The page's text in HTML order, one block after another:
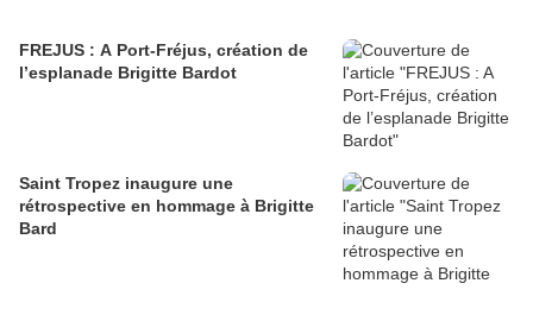
FREJUS : A Port-Fréjus, création de
l’esplanade Brigitte Bardot
Saint Tropez inaugure une
rétrospective en hommage à Brigitte
Bard